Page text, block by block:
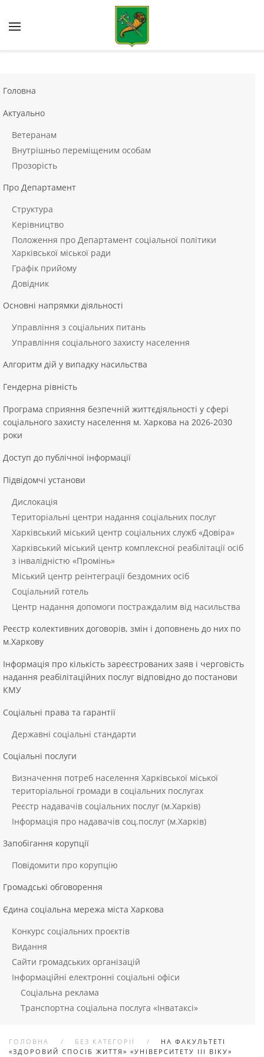
Skip to main content
Головна
Актуально
Ветеранам
Внутрішньо переміщеним особам
Прозорість
Про Департамент
Структура
Керівництво
Положення про Департамент соціальної політики
Харківської міської ради
Графік прийому
Довідник
Основні напрямки діяльності
Управління з соціальних питань
Управління соціального захисту населення
Алгоритм дій у випадку насильства
Гендерна рівність
Програма сприяння безпечній життєдіяльності у сфері
соціального захисту населення м. Харкова на 2026-2030
роки
Доступ до публічної інформації
Підвідомчі установи
Дислокація
Територіальні центри надання соціальних послуг
Харківський міський центр соціальних служб «Довіра»
Харківський міський центр комплексної реабілітації осіб
з інвалідністю «Промінь»
Міський центр реінтеграції бездомних осіб
Соціальний готель
Центр надання допомоги постраждалим від насильства
Реєстр колективних договорів, змін і доповнень до них по
м.Харкову
Інформація про кількість зареєстрованих заяв і черговість
надання реабілітаційних послуг відповідно до постанови
КМУ
Соціальні права та гарантії
Державні соціальні стандарти
Соціальні послуги
Визначення потреб населення Харківської міської
територіальної громади в соціальних послугах
Реєстр надавачів соціальних послуг (м.Харків)
Інформація про надавачів соц.послуг (м.Харків)
Запобігання корупції
Повідомити про корупцію
Громадські обговорення
Єдина соціальна мережа міста Харкова
Конкурс соціальних проєктів
Видання
Сайти громадських організацій
Інформаційні електронні соціальні офіси
Соціальна реклама
Транспортна соціальна послуга «Інватаксі»
ГОЛОВНА БЕЗ КАТЕГОРІЇ
НА ФАКУЛЬТЕТІ
«ЗДОРОВИЙ СПОСІБ ЖИТТЯ» «УНІВЕРСИТЕТУ ІІІ ВІКУ»